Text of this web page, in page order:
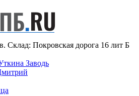
Склад: Покровская дорога 16 лит Б
Заводь